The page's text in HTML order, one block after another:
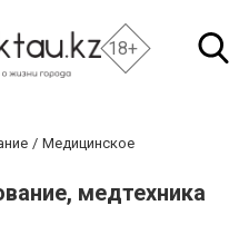
18+
Медицинское
медтехника